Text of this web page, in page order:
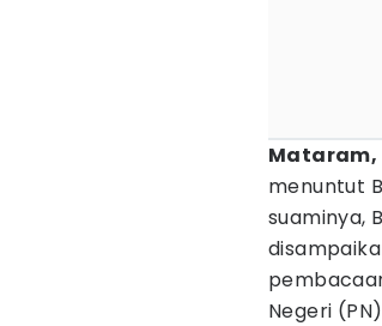
Mataram,
menuntut
suaminya,
Negeri